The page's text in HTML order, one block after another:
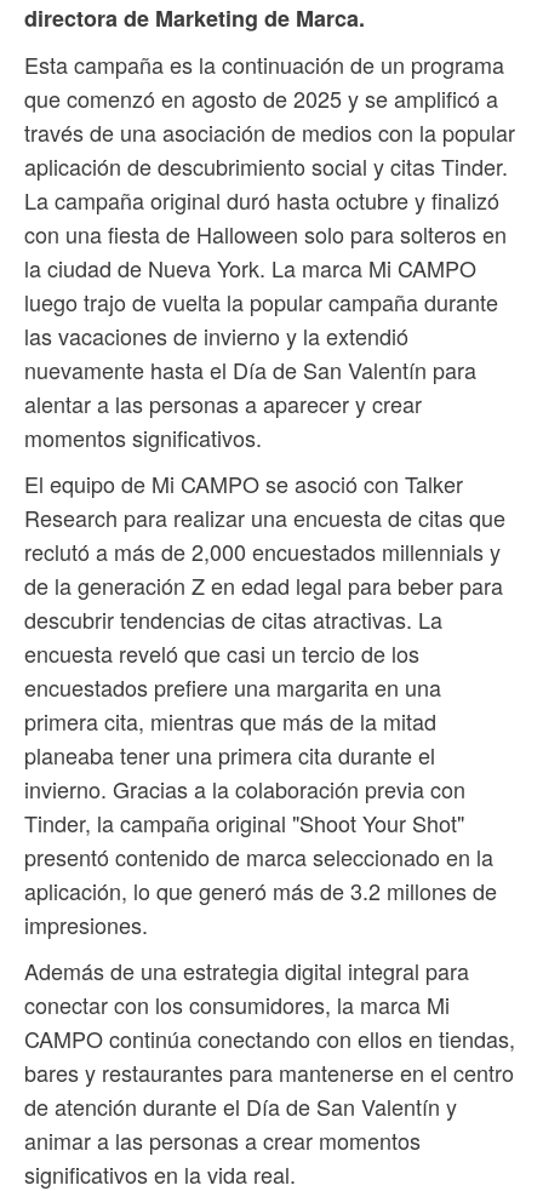
directora de Marketing de Marca.
Esta campaña es la continuación de un programa
que comenzó en agosto de 2025 y se amplificó a
través de una asociación de medios con la popular
aplicación de descubrimiento social y citas Tinder.
La campaña original duró hasta octubre y finalizó
con una fiesta de Halloween solo para solteros en
la ciudad de Nueva York. La marca Mi CAMPO
luego trajo de vuelta la popular campaña durante
las vacaciones de invierno y la extendió
nuevamente hasta el Día de San Valentín para
alentar a las personas a aparecer y crear
momentos significativos.
El equipo de Mi CAMPO se asoció con Talker
Research para realizar una encuesta de citas que
reclutó a más de 2,000 encuestados millennials y
de la generación Z en edad legal para beber para
descubrir tendencias de citas atractivas. La
encuesta reveló que casi un tercio de los
encuestados prefiere una margarita en una
primera cita, mientras que más de la mitad
planeaba tener una primera cita durante el
invierno. Gracias a la colaboración previa con
Tinder, la campaña original "Shoot Your Shot"
presentó contenido de marca seleccionado en la
aplicación, lo que generó más de 3.2 millones de
impresiones.
Además de una estrategia digital integral para
conectar con los consumidores, la marca Mi
CAMPO continúa conectando con ellos en tiendas,
bares y restaurantes para mantenerse en el centro
de atención durante el Día de San Valentín y
animar a las personas a crear momentos
significativos en la vida real.